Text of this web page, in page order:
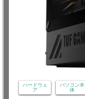
ハードウェ
ア
パソコン本
体